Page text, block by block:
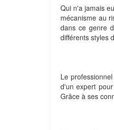
Qui n'a jamais
mécanisme au
dans ce genre
différents styles
Le
d'un expert
Grâce à ses